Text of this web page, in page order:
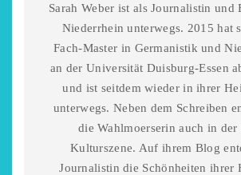
Sarah Weber ist als Journalistin und
Niederrhein unterwegs. 2015 hat
Fach-Master in Germanistik und
an der Universität Duisburg-Essen
und ist seitdem wieder in ihrer
unterwegs. Neben dem Schreiben
die Wahlmoerserin auch in der
Kulturszene. Auf ihrem Blog
Journalistin die Schönheiten ihrer